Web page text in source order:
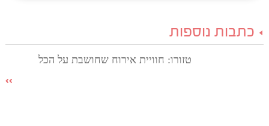
כתבות נוספות
טזורו: חוויית אירוח שחושבת על הכל